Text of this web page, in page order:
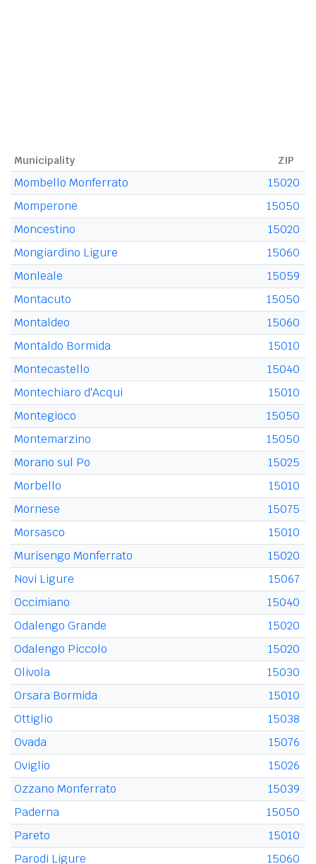
Municipality ZIP
Mombello Monferrato
15020
Momperone
15050
Moncestino
15020
Mongiardino Ligure
15060
Monleale
15059
Montacuto
15050
Montaldeo
15060
Montaldo Bormida
15010
Montecastello
15040
Montechiaro d'Acqui
15010
Montegioco
15050
Montemarzino
15050
Morano sul Po
15025
Morbello
15010
Mornese
15075
Morsasco
15010
Murisengo Monferrato
15020
Novi Ligure
15067
Occimiano
15040
Odalengo Grande
15020
Odalengo Piccolo
15020
Olivola
15030
Orsara Bormida
15010
Ottiglio
15038
Ovada
15076
Oviglio
15026
Ozzano Monferrato
15039
Paderna
15050
Pareto
15010
Parodi Ligure
15060